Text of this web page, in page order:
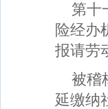
第十
险经办
报请劳
被稽
延缴纳